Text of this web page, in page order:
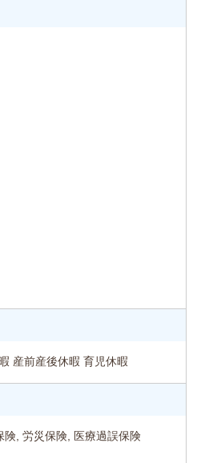
産前産後休暇 育児休暇
, 労災保険, 医療過誤保険